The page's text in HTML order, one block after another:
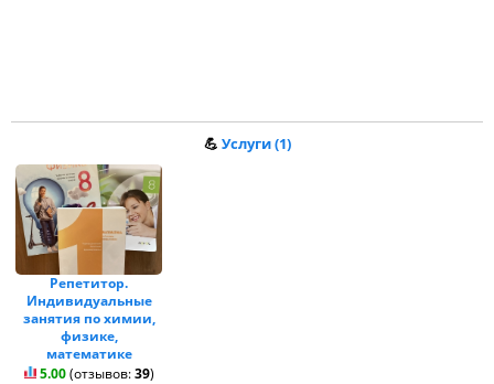
💪 Услуги (1)
Репетитор.
Индивидуальные
занятия по химии,
физике,
математике
5.00(отзывов:39)